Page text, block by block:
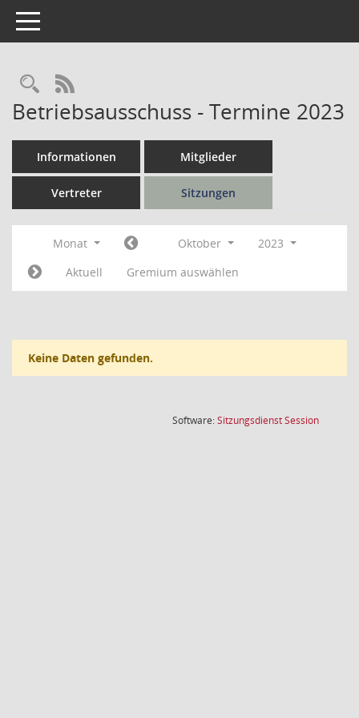
Toggle navigation
Rechercheauswahl
RSS-Feed
Betriebsausschuss - Termine 2023
Informationen Mitglieder
Vertreter Sitzungen
Monat Oktober
2023
Aktuell
Gremium auswählen
Keine Daten gefunden.
Software:SitzungsdienstSession(Wird in